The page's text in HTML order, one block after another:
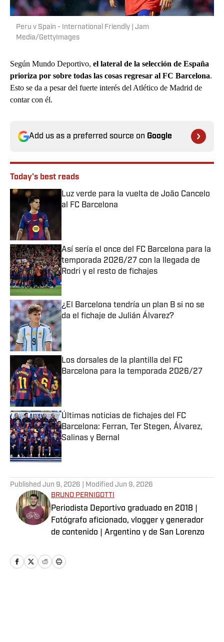
Peru v Spain - International Friendly | Jam
Media/GettyImages
Según Mundo Deportivo, el lateral de la selección de España
prioriza por sobre todas las cosas regresar al FC Barcelona.
Esto se da a pesar del fuerte interés del Atlético de Madrid de
contar con él.
Add us as a preferred source on Google
Today's best reads
Luz verde para la vuelta de João Cancelo
al FC Barcelona
Así sería el once del FC Barcelona para la
temporada 2026/27 con la llegada de
Rodri y el resto de fichajes
Published by on Invalid Date
¿El Barcelona tendría un plan B si no se
da el fichaje de Julián Álvarez?
Los dorsales de la plantilla del FC
Barcelona para la temporada 2026/27
Published by on Invalid Date
Últimas noticias de fichajes del FC
Barcelona: Ferran, Ter Stegen, Álvarez,
Salinas y Bernal
Published by on Invalid Date
Published Jun 9, 2026 | Modified Jun 9, 2026
BRUNO PERNIGOTTI
Periodista Deportivo graduado en 2018 |
Fotógrafo aficionado, vlogger y generador
de contenido | Argentino y de San Lorenzo